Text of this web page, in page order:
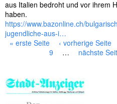
aus Italien bedroht und vor ihrem
haben.
https://www.bazonline.ch/
jugendliche-aus-i…
i
t
« erste Seite ‹ vorherige Seite
9
… nächste